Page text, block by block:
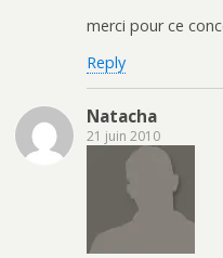
merci pour ce
Reply
Natacha
21 juin 2010